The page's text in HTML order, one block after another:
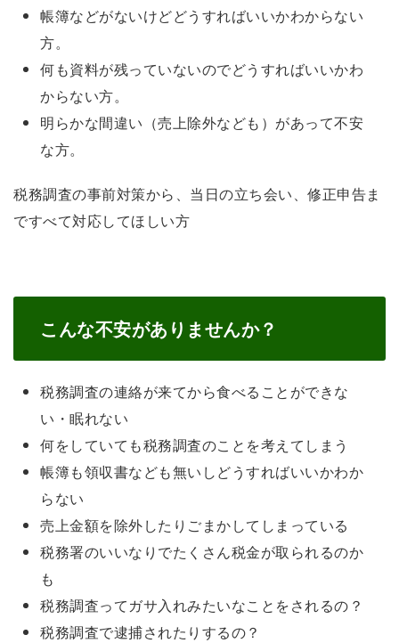
帳簿などがないけどどうすればいいかわからない
方。
何も資料が残っていないのでどうすればいいかわ
からない方。
明らかな間違い（売上除外なども）があって不安
な方。
税務調査の事前対策から、当日の立ち会い、修正申告ま
ですべて対応してほしい方
こんな不安がありませんか？
税務調査の連絡が来てから食べることができな
い・眠れない
何をしていても税務調査のことを考えてしまう
帳簿も領収書なども無いしどうすればいいかわか
らない
売上金額を除外したりごまかしてしまっている
税務署のいいなりでたくさん税金が取られるのか
も
税務調査ってガサ入れみたいなことをされるの？
税務調査で逮捕されたりするの？